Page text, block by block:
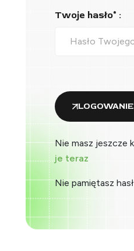
Twoje hasło* :
LOGOWANIE
Nie masz jeszcze
je teraz
Nie pamiętasz